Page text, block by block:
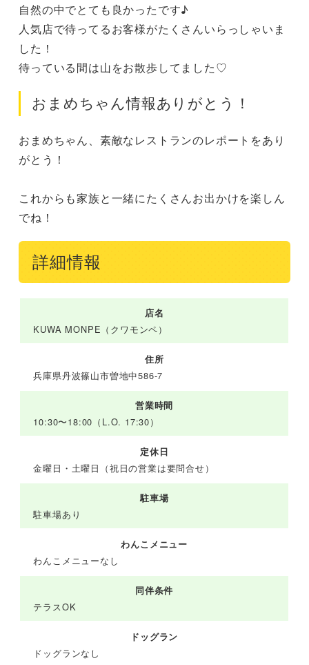
自然の中でとても良かったです♪
人気店で待ってるお客様がたくさんいらっしゃいま
した！
待っている間は山をお散歩してました♡
おまめちゃん情報ありがとう！
おまめちゃん、素敵なレストランのレポートをあり
がとう！
これからも家族と一緒にたくさんお出かけを楽しん
でね！
詳細情報
店名
KUWA MONPE（クワモンペ）
住所
兵庫県丹波篠山市曽地中586-7
営業時間
10:30〜18:00（L.O. 17:30）
定休日
金曜日・土曜日（祝日の営業は要問合せ）
駐車場
駐車場あり
わんこメニュー
わんこメニューなし
同伴条件
テラスOK
ドッグラン
ドッグランなし